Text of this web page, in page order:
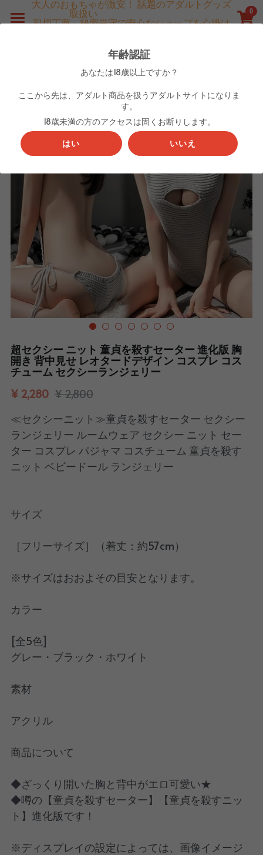
大人のおもちゃが激安！ 話題のアダルトグッズ
取扱い
親切丁寧、秘密厳守で安心なショップを心掛け
0
すべてのカテゴリー
大人のおもちゃ
廃版済・激レアアダルトDVD
すべての商品
通販メニュー
大人のおもちゃ（アダルトグッズ）
男性使用済み下着
廃版済・激レアアダルトDVD
郵送買取
ヤフオク
お問い合わせ
よくある質問
グッズ紹介ブログ
検索
20%オフ！
超セクシー ニット 童貞を殺すセーター 進化版 胸
開き 背中見せ レオタードデザイン コスプレ コス
チューム セクシーランジェリー
¥ 2,280 ¥ 2,800
≪セクシーニット≫童貞を殺すセーター セクシー
ランジェリー ルームウェア セクシー ニット セー
ター コスプレ パジャマ コスチューム 童貞を殺す
ニット ベビードール ランジェリー
サイズ
［フリーサイズ］（着丈：約57cm）
※サイズはおおよその目安となります。
カラー
[全5色]
グレー・ブラック・ホワイト
素材
アクリル
商品について
◆ざっくり開いた胸と背中がエロ可愛い★
◆噂の【童貞を殺すセーター】【童貞を殺すニッ
ト】進化版です！
※ディスプレイの設定によっては、画像イメージ
×
ストアカテゴリー
大人のおもちゃ
廃版済・激レアアダルトDVD
×
ブログカテゴリー
年齢認証
あなたは18歳以上ですか？
ここから先は、アダルト商品を扱うアダルトサイトになりま
す。
18歳未満の方のアクセスは固くお断りします。
はい
いいえ